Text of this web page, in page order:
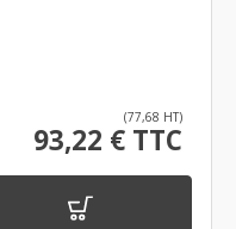
(77,68 HT)
93,22 € TTC